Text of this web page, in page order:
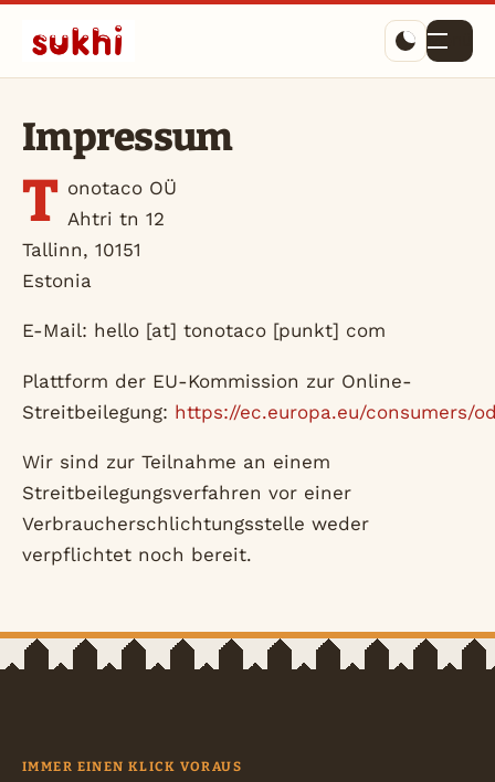
Menü
Impressum
T onotaco OÜ
Ahtri tn 12
Tallinn, 10151
Estonia
E-Mail: hello [at] tonotaco [punkt] com
Plattform der EU-Kommission zur Online-
Streitbeilegung: https://ec.europa.eu/consumers/
Wir sind zur Teilnahme an einem
Streitbeilegungsverfahren vor einer
Verbraucherschlichtungsstelle weder
verpflichtet noch bereit.
IMMER EINEN KLICK VORAUS